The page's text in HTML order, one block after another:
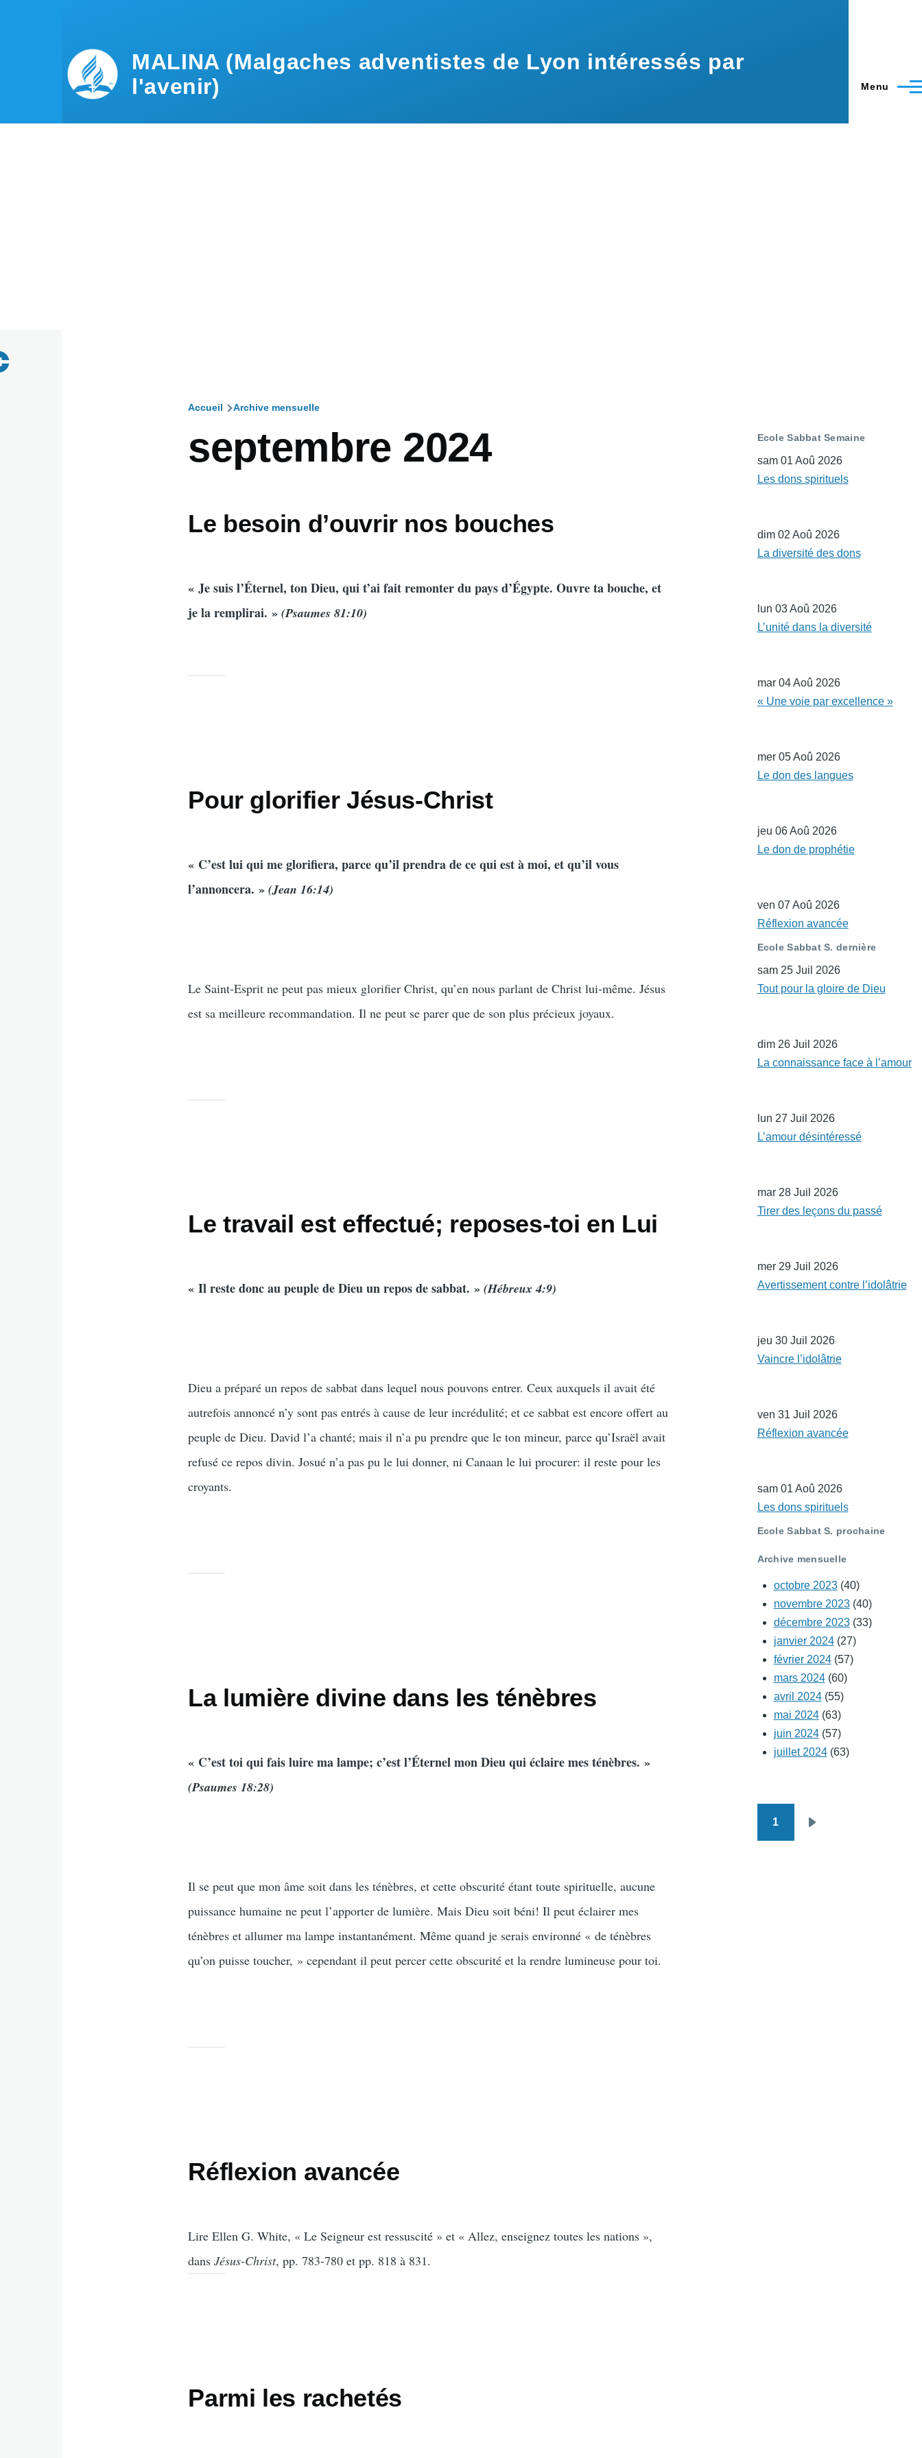
MALINA (Malgaches adventistes de Lyon intéressés par
l'avenir)
Menu
d'Ariane
Accueil Archive mensuelle
septembre 2024
Le besoin d’ouvrir nos bouches
« Je suis l’Éternel, ton Dieu, qui t’ai fait remonter du pays d’Égypte. Ouvre ta bouche, et
je la remplirai. »(Psaumes 81:10)
Pour glorifier Jésus-Christ
« C’est lui qui me glorifiera, parce qu’il prendra de ce qui est à moi, et qu’il vous
l’annoncera. »(Jean 16:14)
Le Saint-Esprit ne peut pas mieux glorifier Christ, qu’en nous parlant de Christ lui-même. Jésus
est sa meilleure recommandation. Il ne peut se parer que de son plus précieux joyaux.
Le travail est effectué; reposes-toi en Lui
« Il reste donc au peuple de Dieu un repos de sabbat. »(Hébreux 4:9)
Dieu a préparé un repos de sabbat dans lequel nous pouvons entrer. Ceux auxquels il avait été
autrefois annoncé n’y sont pas entrés à cause de leur incrédulité; et ce sabbat est encore offert au
peuple de Dieu. David l’a chanté; mais il n’a pu prendre que le ton mineur, parce qu’Israël avait
refusé ce repos divin. Josué n’a pas pu le lui donner, ni Canaan le lui procurer: il reste pour les
croyants.
La lumière divine dans les ténèbres
« C’est toi qui fais luire ma lampe; c’est l’Éternel mon Dieu qui éclaire mes ténèbres. »
(Psaumes 18:28)
Il se peut que mon âme soit dans les ténèbres, et cette obscurité étant toute spirituelle, aucune
puissance humaine ne peut l’apporter de lumière. Mais Dieu soit béni! Il peut éclairer mes
ténèbres et allumer ma lampe instantanément. Même quand je serais environné « de ténèbres
qu’on puisse toucher, » cependant il peut percer cette obscurité et la rendre lumineuse pour toi.
Réflexion avancée
Lire Ellen G. White, « Le Seigneur est ressuscité » et « Allez, enseignez toutes les nations »,
dansJésus-Christ, pp. 783-780 et pp. 818 à 831.
Parmi les rachetés
Ecole Sabbat Semaine
sam 01 Aoû 2026
Les dons spirituels
dim 02 Aoû 2026
La diversité des dons
lun 03 Aoû 2026
L’unité dans la diversité
mar 04 Aoû 2026
« Une voie par excellence »
mer 05 Aoû 2026
Le don des langues
jeu 06 Aoû 2026
Le don de prophétie
ven 07 Aoû 2026
Réflexion avancée
Ecole Sabbat S. dernière
sam 25 Juil 2026
Tout pour la gloire de Dieu
dim 26 Juil 2026
La connaissance face à l’amour
lun 27 Juil 2026
L’amour désintéressé
mar 28 Juil 2026
Tirer des leçons du passé
mer 29 Juil 2026
Avertissement contre l’idolâtrie
jeu 30 Juil 2026
Vaincre l’idolâtrie
ven 31 Juil 2026
Réflexion avancée
sam 01 Aoû 2026
Les dons spirituels
Ecole Sabbat S. prochaine
Archive mensuelle
octobre 2023(40)
novembre 2023(40)
décembre 2023(33)
janvier 2024(27)
février 2024(57)
mars 2024(60)
avril 2024(55)
mai 2024(63)
juin 2024(57)
juillet 2024(63)
Pagination
1